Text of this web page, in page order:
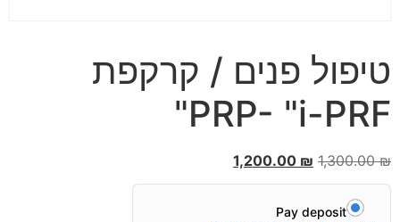
טיפול פנים / קרקפת
PRP- "i-PRF"
1,300.00₪
1,200.00 ₪
Pay deposit